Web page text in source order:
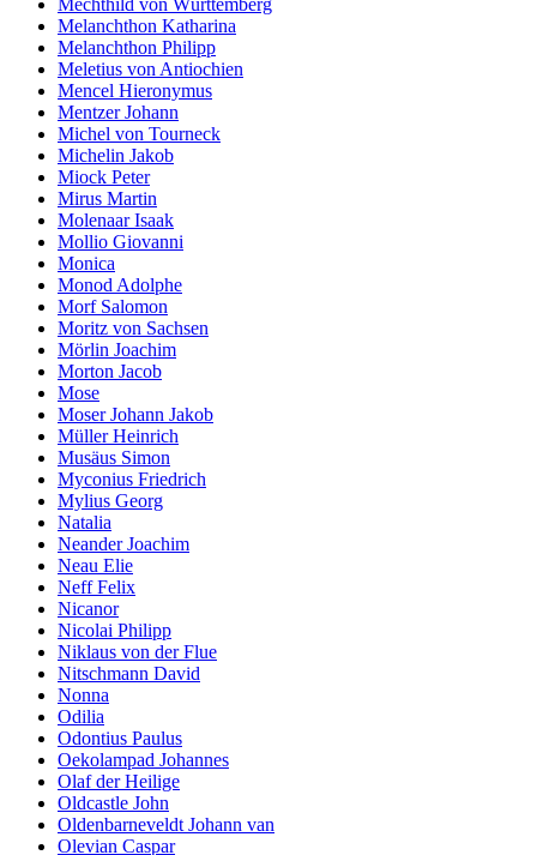
Melanchthon Katharina
Melanchthon Philipp
Meletius von Antiochien
Mencel Hieronymus
Mentzer Johann
Michel von Tourneck
Michelin Jakob
Miock Peter
Mirus Martin
Molenaar Isaak
Mollio Giovanni
Monica
Monod Adolphe
Morf Salomon
Moritz von Sachsen
Mörlin Joachim
Morton Jacob
Mose
Moser Johann Jakob
Müller Heinrich
Musäus Simon
Myconius Friedrich
Mylius Georg
Natalia
Neander Joachim
Neau Elie
Neff Felix
Nicanor
Nicolai Philipp
Niklaus von der Flue
Nitschmann David
Nonna
Odilia
Odontius Paulus
Oekolampad Johannes
Olaf der Heilige
Oldcastle John
Oldenbarneveldt Johann van
Olevian Caspar